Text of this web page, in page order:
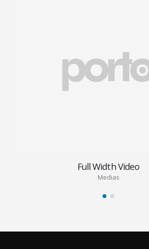
Full Width Video
Medias